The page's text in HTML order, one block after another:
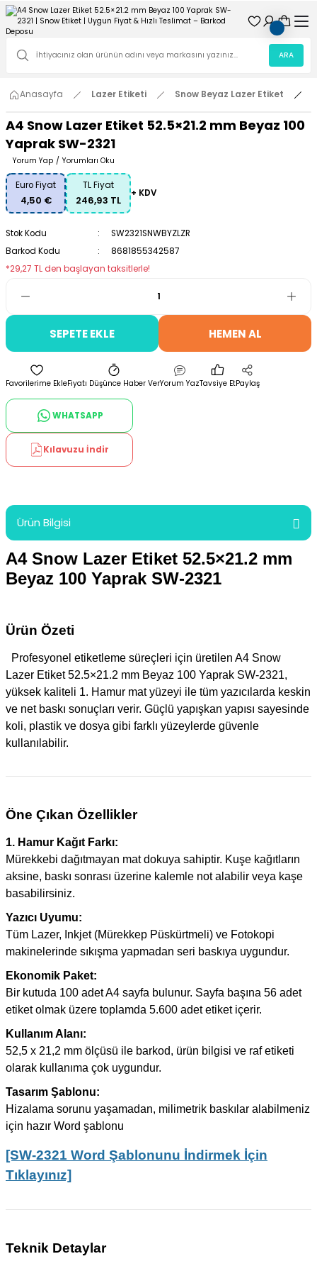
ARA
Anasayfa Lazer Etiketi Snow Beyaz Lazer Etiket
A4 Snow Lazer Etiket 52.5×21.2 mm Beyaz 100
Yaprak SW-2321
Yorum Yap / Yorumları Oku
Euro Fiyat
4,50 €
TL Fiyat
246,93 TL
+ KDV
Stok Kodu
SW2321SNWBYZLZR
Barkod Kodu
8681855342587
*29,27 TL den başlayan taksitlerle!
SEPETE EKLE HEMEN AL
Fiyatı Düşünce Haber VerYorum YazTavsiye EtPaylaş
WHATSAPP
Kılavuzu İndir
Ürün Bilgisi
A4 Snow Lazer Etiket 52.5×21.2 mm
Beyaz 100 Yaprak SW-2321
Ürün Özeti
Profesyonel etiketleme süreçleri için üretilen A4 Snow
Lazer Etiket 52.5×21.2 mm Beyaz 100 Yaprak SW-2321,
yüksek kaliteli 1. Hamur mat yüzeyi ile tüm yazıcılarda keskin
ve net baskı sonuçları verir. Güçlü yapışkan yapısı sayesinde
koli, plastik ve dosya gibi farklı yüzeylerde güvenle
kullanılabilir.
Öne Çıkan Özellikler
1. Hamur Kağıt Farkı:
Mürekkebi dağıtmayan mat dokuya sahiptir. Kuşe kağıtların
aksine, baskı sonrası üzerine kalemle not alabilir veya kaşe
basabilirsiniz.
Yazıcı Uyumu:
Tüm Lazer, Inkjet (Mürekkep Püskürtmeli) ve Fotokopi
makinelerinde sıkışma yapmadan seri baskıya uygundur.
Ekonomik Paket:
Bir kutuda 100 adet A4 sayfa bulunur. Sayfa başına 56 adet
etiket olmak üzere toplamda 5.600 adet etiket içerir.
Kullanım Alanı:
52,5 x 21,2 mm ölçüsü ile barkod, ürün bilgisi ve raf etiketi
olarak kullanıma çok uygundur.
Tasarım Şablonu:
Hizalama sorunu yaşamadan, milimetrik baskılar alabilmeniz
için hazır Word şablonu
[SW-2321 Word Şablonunu İndirmek İçin
Tıklayınız]
Teknik Detaylar